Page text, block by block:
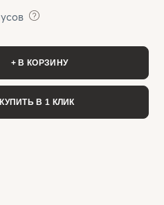
+ В КОРЗИНУ
КУПИТЬ В 1 КЛИК